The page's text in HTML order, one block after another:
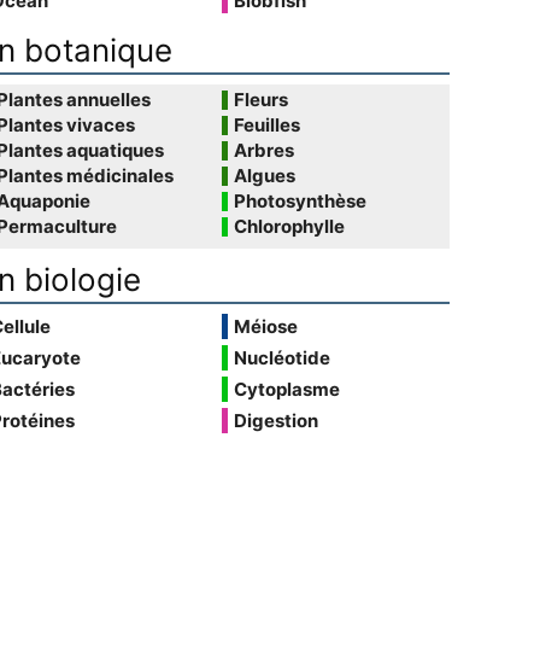
botanique
annuelles
vivaces
aquatiques
médicinales
Fleurs
Feuilles
Arbres
Algues
Photosynthèse
Chlorophylle
biologie
Méiose
Nucléotide
Cytoplasme
Digestion